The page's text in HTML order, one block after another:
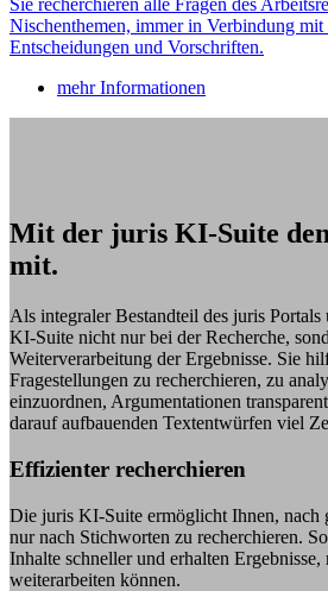
Sie recherchieren alle Fragen des
Nischenthemen, immer in Verbindung mit
Entscheidungen und Vorschriften.
mehr Informationen
Mit der juris KI-Suite
mit.
Als integraler Bestandteil des juris
KI-Suite nicht nur bei der Recherche,
Weiterverarbeitung der Ergebnisse. Sie
Fragestellungen zu recherchieren, zu
einzuordnen, Argumentationen
darauf aufbauenden Textentwürfen viel
Effizienter recherchieren
Die juris KI-Suite ermöglicht Ihnen, nach
nur nach Stichworten zu recherchieren.
Inhalte schneller und erhalten
weiterarbeiten können.